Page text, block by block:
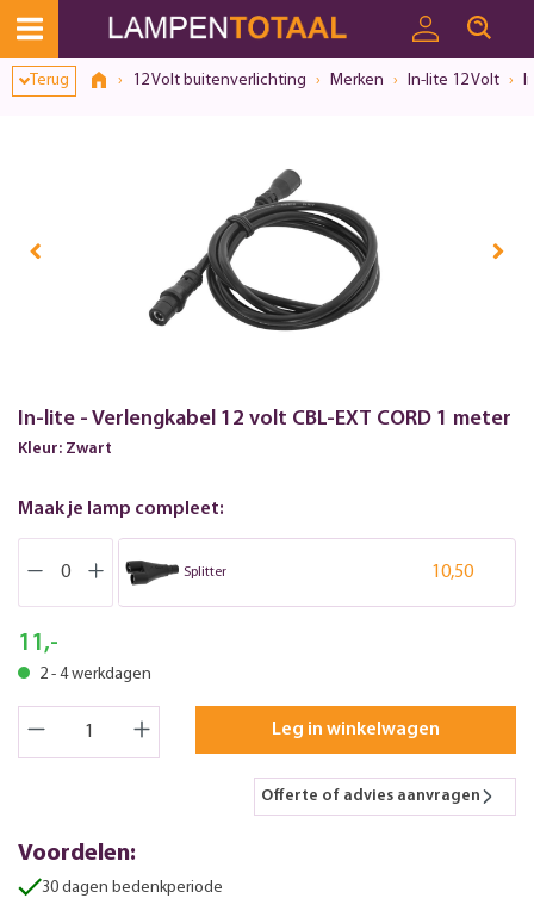
Terug 12 Volt buitenverlichting Merken In-lite 12 Volt
In-lite - Verlengkabel 12 volt CBL-EXT CORD 1 meter
Kleur: Zwart
Maak je lamp compleet:
Splitter 10,50
11,-
2 - 4 werkdagen
Leg in winkelwagen
Offerte of advies aanvragen
Voordelen:
30 dagen bedenkperiode